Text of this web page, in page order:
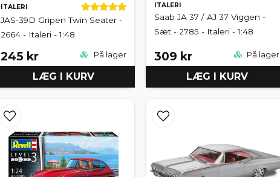
ITALERI
JAS-39D Gripen Twin Seater -
2664 - Italeri - 1:48
245 kr På lager
LÆG I KURV
ITALERI
Saab JA 37 / AJ 37 Viggen -
Sæt - 2785 - Italeri - 1:48
309 kr På lager
LÆG I KURV